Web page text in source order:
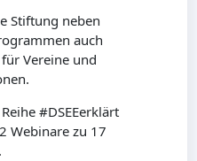
Stiftung neben
auch
Vereine und
#DSEEerklärt
Webinare zu 17